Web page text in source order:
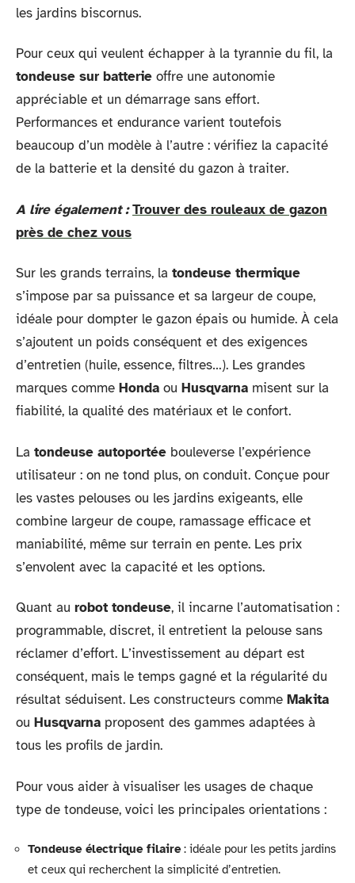
les jardins biscornus.
Pour ceux qui veulent échapper à la tyrannie du fil, la
tondeuse sur batterie offre une autonomie
appréciable et un démarrage sans effort.
Performances et endurance varient toutefois
beaucoup d’un modèle à l’autre : vérifiez la capacité
de la batterie et la densité du gazon à traiter.
A lire également : Trouver des rouleaux de gazon
près de chez vous
Sur les grands terrains, la tondeuse thermique
s’impose par sa puissance et sa largeur de coupe,
idéale pour dompter le gazon épais ou humide. À cela
s’ajoutent un poids conséquent et des exigences
d’entretien (huile, essence, filtres…). Les grandes
marques comme Honda ou Husqvarna misent sur la
fiabilité, la qualité des matériaux et le confort.
La tondeuse autoportée bouleverse l’expérience
utilisateur : on ne tond plus, on conduit. Conçue pour
les vastes pelouses ou les jardins exigeants, elle
combine largeur de coupe, ramassage efficace et
maniabilité, même sur terrain en pente. Les prix
s’envolent avec la capacité et les options.
Quant au robot tondeuse, il incarne l’automatisation :
programmable, discret, il entretient la pelouse sans
réclamer d’effort. L’investissement au départ est
conséquent, mais le temps gagné et la régularité du
résultat séduisent. Les constructeurs comme Makita
ou Husqvarna proposent des gammes adaptées à
tous les profils de jardin.
Pour vous aider à visualiser les usages de chaque
type de tondeuse, voici les principales orientations :
Tondeuse électrique filaire: idéale pour les petits jardins
et ceux qui recherchent la simplicité d’entretien.